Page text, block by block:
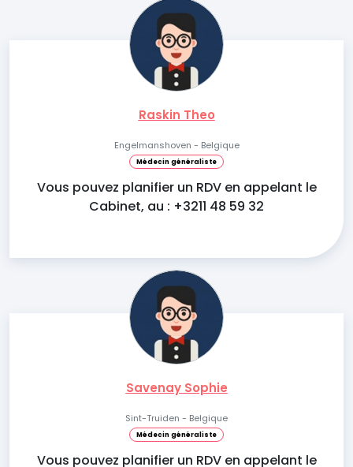
Raskin Theo
Engelmanshoven - Belgique
Médecin généraliste
Vous pouvez planifier un RDV en appelant le
Cabinet, au : +3211 48 59 32
Savenay Sophie
Sint-Truiden - Belgique
Médecin généraliste
Vous pouvez planifier un RDV en appelant le